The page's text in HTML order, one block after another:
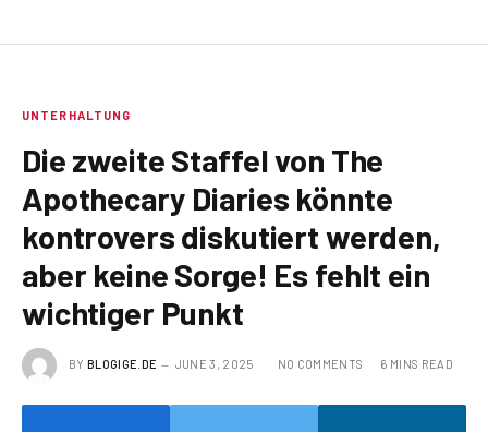
UNTERHALTUNG
Die zweite Staffel von The
Apothecary Diaries könnte
kontrovers diskutiert werden,
aber keine Sorge! Es fehlt ein
wichtiger Punkt
BY BLOGIGE.DE JUNE 3, 2025 NO COMMENTS 6 MINS READ